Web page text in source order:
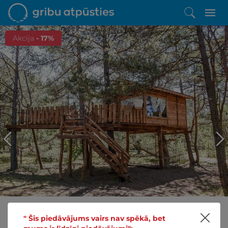
" Šis piedāvājums vairs nav spēkā, bet
Akcija - 17%